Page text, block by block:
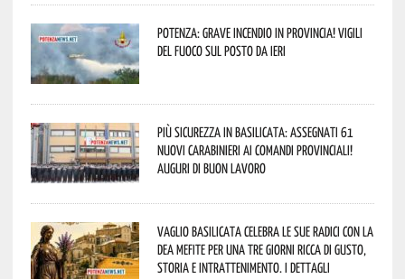
Potenza: grave incendio in Provincia! Vigili
del fuoco sul posto da ieri
Più sicurezza in Basilicata: assegnati 61
nuovi Carabinieri ai Comandi provinciali!
Auguri di buon lavoro
Vaglio Basilicata celebra le sue radici con la
Dea Mefite per una tre giorni ricca di gusto,
storia e intrattenimento. I dettagli